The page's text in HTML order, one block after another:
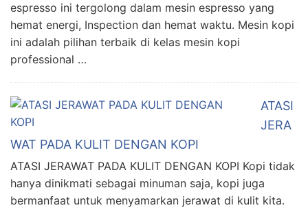
espresso ini tergolong dalam mesin espresso yang
hemat energi, Inspection dan hemat waktu. Mesin kopi
ini adalah pilihan terbaik di kelas mesin kopi
professional …
ATASI
JERA
WAT PADA KULIT DENGAN KOPI
ATASI JERAWAT PADA KULIT DENGAN KOPI Kopi tidak
hanya dinikmati sebagai minuman saja, kopi juga
bermanfaat untuk menyamarkan jerawat di kulit kita.